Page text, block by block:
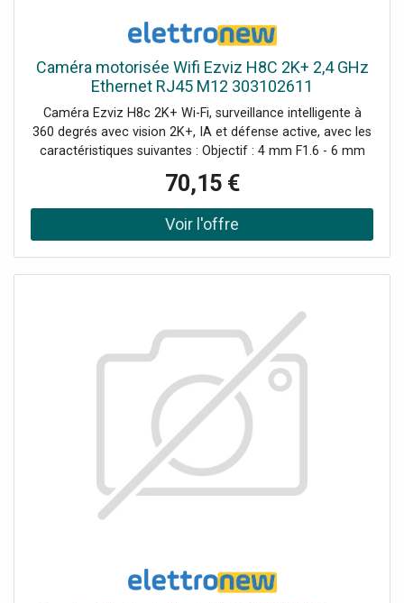
Caméra motorisée Wifi Ezviz H8C 2K+ 2,4 GHz
Ethernet RJ45 M12 303102611
Caméra Ezviz H8c 2K+ Wi-Fi, surveillance intelligente à
360 degrés avec vision 2K+, IA et défense active, avec les
caractéristiques suivantes : Objectif : 4 mm F1.6 - 6 mm
: jusqu'à 104 degrés en diagonale Rotation : 350 degrés à
l'horizontale / 80 degrés à la verticale Vision nocturne :
jusqu'à 30 m, IR ou couleur Compression vidéo : H.265 /
H.264 Audio : communication bidirectionnelle Connexion :
70,15 €